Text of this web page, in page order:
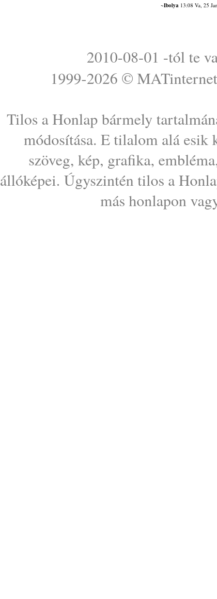
~Ibolya13:08 Va, 25
2010-08-01 -tól te
1999-2026 © MATinternet
Tilos a Honlap bármely
módosítása. E tilalom alá esik
szöveg, kép, grafika,
állóképei. Úgyszintén tilos a
más honlapon